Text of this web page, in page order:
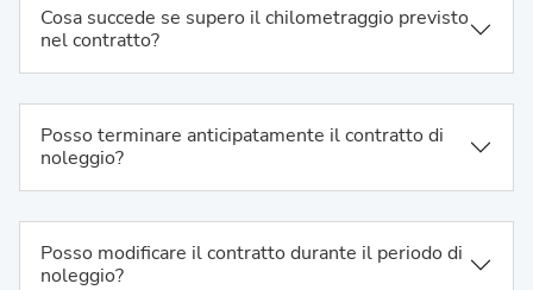
Cosa succede se supero il chilometraggio previsto
nel contratto?
Posso terminare anticipatamente il contratto di
noleggio?
Posso modificare il contratto durante il periodo di
noleggio?